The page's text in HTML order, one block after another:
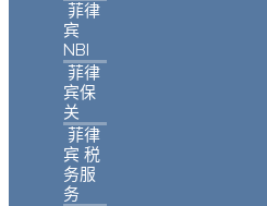
菲律
宾
NBI
菲律
宾保
关
菲律
宾 税
务服
务